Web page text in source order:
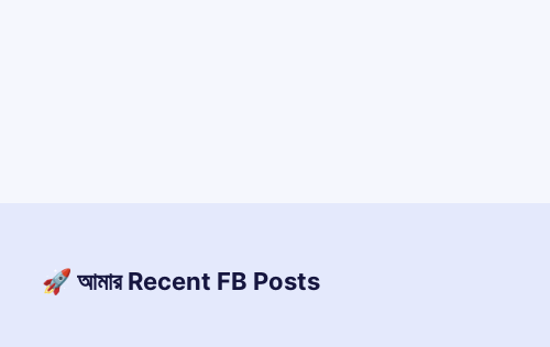
🚀 আমার Recent FB Posts